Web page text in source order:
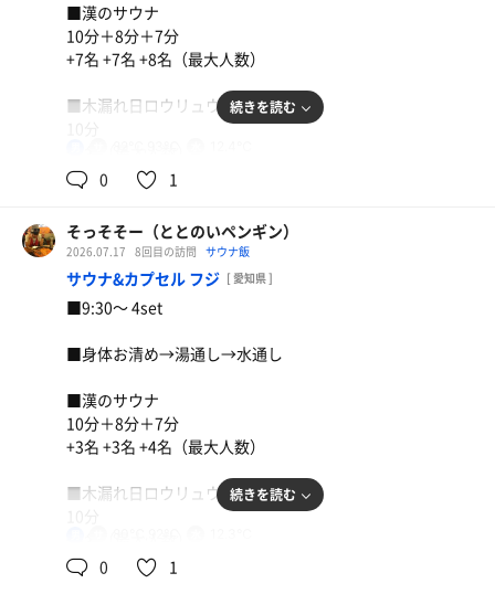
水風呂がぬるいのは難点も他は大満足。
寒い季節ならば間違いなさそうな印象。
まずまず整ったー！
名古屋で散々楽しんだ4日間、旅立ちの朝。
朝ウナ3set。
地下帝国を堪能して名古屋に別れを告げる。
■漢のサウナ
10分＋8分＋7分
+7名 +7名 +8名（最大人数）
■木漏れ日ロウリュウ
【外気温】－
【 風 】－
朝ウナに引き続き、夜の飲み会前に再訪。
4set完了、ビールを最高の状態で飲む下準備完了。
あぁ、整ったー！
続きを読む
0 1
そっそそー（ととのいペンギン）
2026.07.17 8回目の訪問 サウナ飯
サウナ&カプセル フジ [ 愛知県 ]
■9:30〜 4set
■身体お清め→湯通し→水通し
■漢のサウナ
10分＋8分＋7分
+3名 +3名 +4名（最大人数）
■木漏れ日ロウリュウ 続きを読む
0 1